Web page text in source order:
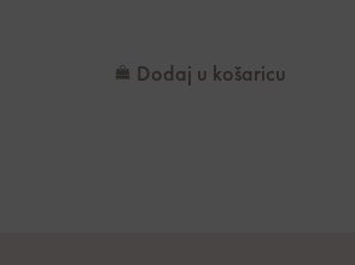
Dodaj u košaricu